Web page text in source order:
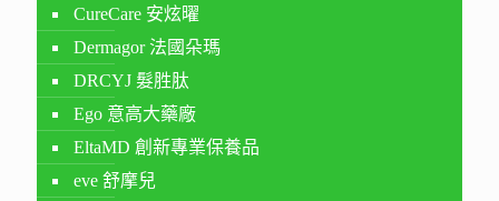
CureCare 安炫曜
Dermagor 法國朵瑪
DRCYJ 髮胜肽
Ego 意高大藥廠
EltaMD 創新專業保養品
eve 舒摩兒